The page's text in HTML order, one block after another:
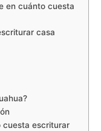
en cuánto cuesta
casa
cuesta escriturar